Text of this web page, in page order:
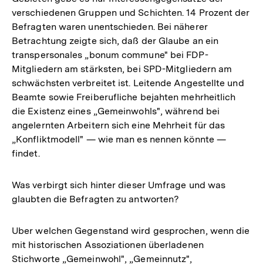
verschiedenen Gruppen und Schichten. 14 Prozent der
Befragten waren unentschieden. Bei näherer
Betrachtung zeigte sich, daß der Glaube an ein
transpersonales „bonum commune" bei FDP-
Mitgliedern am stärksten, bei SPD-Mitgliedern am
schwächsten verbreitet ist. Leitende Angestellte und
Beamte sowie Freiberufliche bejahten mehrheitlich
die Existenz eines „Gemeinwohls", während bei
angelernten Arbeitern sich eine Mehrheit für das
„Konfliktmodell" — wie man es nennen könnte —
findet.
Was verbirgt sich hinter dieser Umfrage und was
glaubten die Befragten zu antworten?
Uber welchen Gegenstand wird gesprochen, wenn die
mit historischen Assoziationen überladenen
Stichworte „Gemeinwohl", „Gemeinnutz",